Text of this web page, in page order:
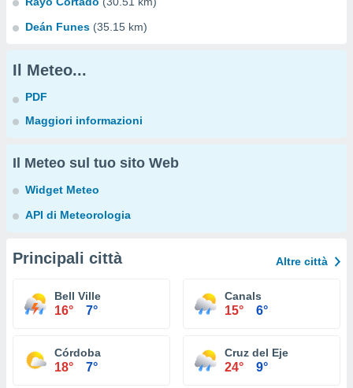
Deán Funes (35.15 km)
Il Meteo...
PDF
Maggiori informazioni
Il Meteo sul tuo sito Web
Widget Meteo
API di Meteorologia
Principali città Altre città
Bell Ville
16° 7°
Canals
15° 6°
Córdoba
18° 7°
Cruz del Eje
24° 9°